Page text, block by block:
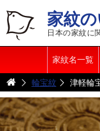
家紋
日本の家紋に
家紋名一覧
輪宝紋 津軽輪